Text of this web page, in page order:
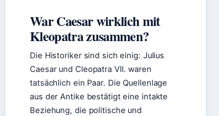
War Caesar wirklich mit
Kleopatra zusammen?
Die Historiker sind sich einig: Julius
Caesar und Cleopatra VII. waren
tatsächlich ein Paar. Die Quellenlage
aus der Antike bestätigt eine intakte
Beziehung, die politische und